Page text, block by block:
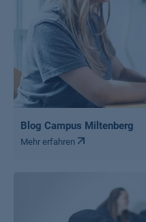
Blog Campus Miltenberg
Mehr erfahren